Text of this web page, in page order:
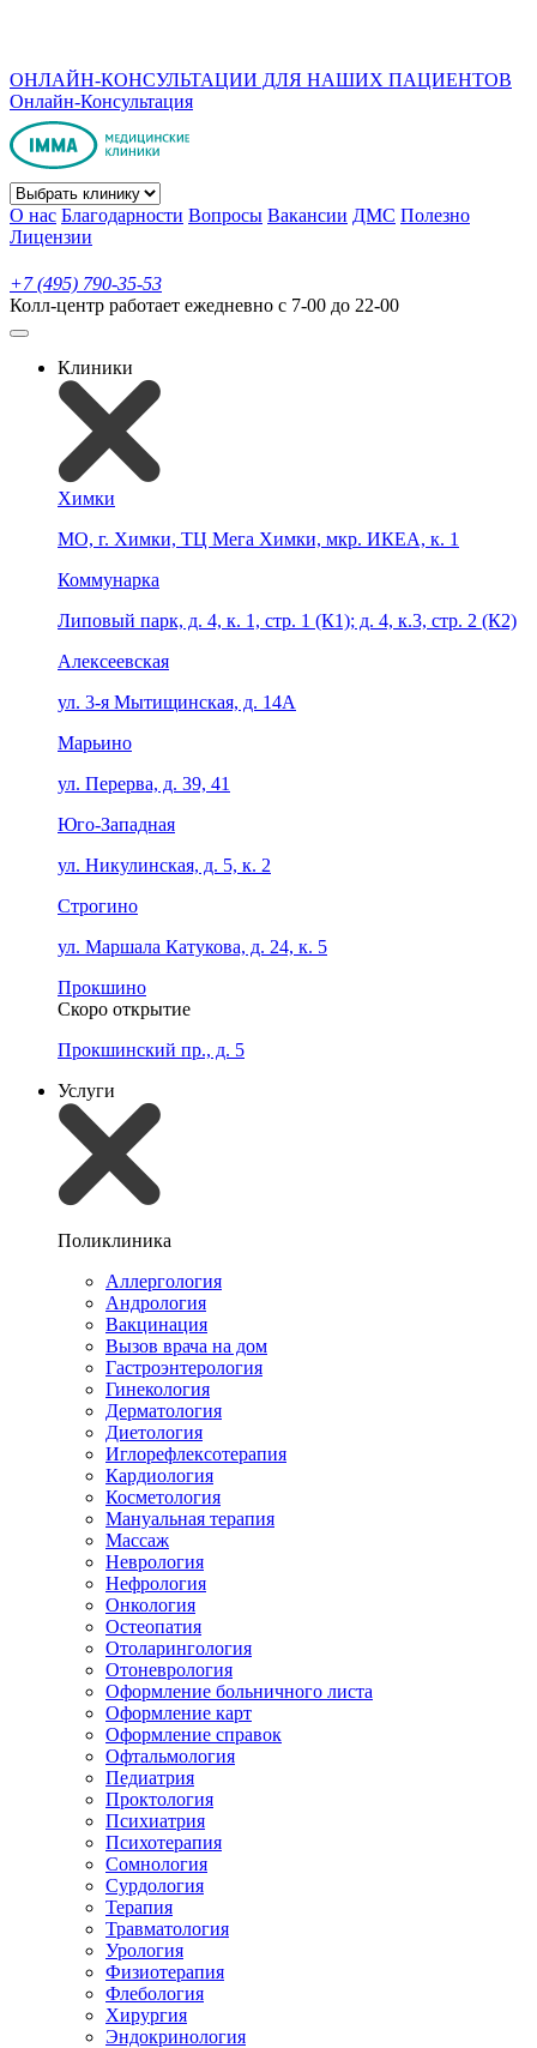
ОНЛАЙН-КОНСУЛЬТАЦИИ ДЛЯ НАШИХ ПАЦИЕНТОВ
Онлайн-Консультация
О нас Благодарности Вопросы Вакансии ДМС Полезно
Лицензии
+7 (495) 790-35-53
Колл-центр работает ежедневно с 7-00 до 22-00
Клиники
Химки
МО, г. Химки, ТЦ Мега Химки, мкр. ИКЕА, к. 1
Коммунарка
Липовый парк, д. 4, к. 1, стр. 1 (К1); д. 4, к.3, стр. 2 (К2)
Алексеевская
ул. 3-я Мытищинская, д. 14А
Марьино
ул. Перерва, д. 39, 41
Юго-Западная
ул. Никулинская, д. 5, к. 2
Строгино
ул. Маршала Катукова, д. 24, к. 5
Прокшино
Скоро открытие
Прокшинский пр., д. 5
Услуги
Поликлиника
Аллергология
Андрология
Вакцинация
Вызов врача на дом
Гастроэнтерология
Гинекология
Дерматология
Диетология
Иглорефлексотерапия
Кардиология
Косметология
Мануальная терапия
Массаж
Неврология
Нефрология
Онкология
Остеопатия
Отоларингология
Отоневрология
Оформление больничного листа
Оформление карт
Оформление справок
Офтальмология
Педиатрия
Проктология
Психиатрия
Психотерапия
Сомнология
Сурдология
Терапия
Травматология
Урология
Физиотерапия
Флебология
Хирургия
Эндокринология